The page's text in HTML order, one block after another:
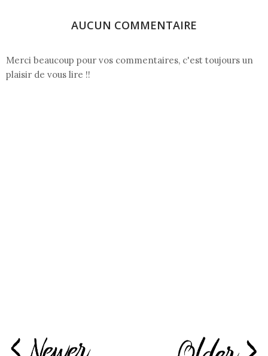
AUCUN COMMENTAIRE
Merci beaucoup pour vos commentaires, c'est toujours un
plaisir de vous lire !!